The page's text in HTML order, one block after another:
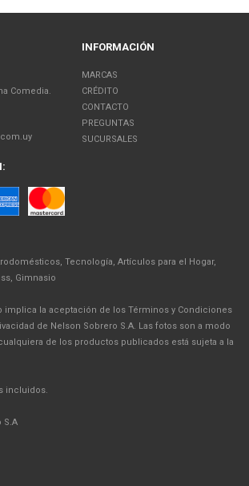
Comedia.
INFORMACIÓN
MARCAS
CRÉDITO
CONTACTO
PREGUNTAS
SUCURSALES
Tecnología, Artículos para el Hogar,
Gimnasio
implica la aceptación de los Términos y Condiciones
de Nelson Sobrero S.A. Las fotos son a modo
de los productos publicados está sujeta a la
incluidos.
S.A